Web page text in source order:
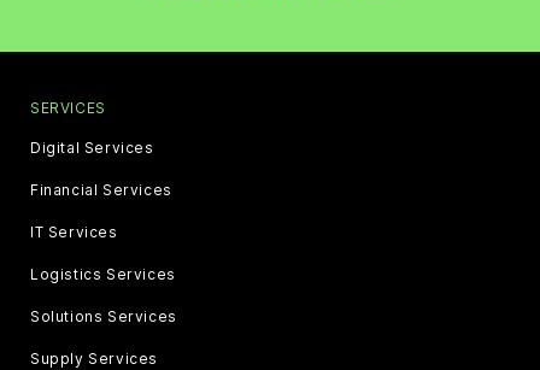
SERVICES
Digital Services
Financial Services
IT Services
Logistics Services
Solutions Services
Supply Services